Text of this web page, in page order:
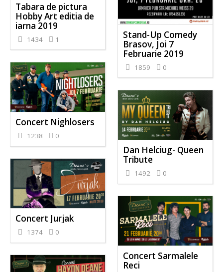
Tabara de pictura
Hobby Art editia de
iarna 2019
1434 1
Stand-Up Comedy
Brasov, Joi 7
Februarie 2019
1859 0
Concert Nighlosers
1238 0
Dan Helciug- Queen
Tribute
1492 0
Concert Jurjak
1374 0
Concert Sarmalele
Reci